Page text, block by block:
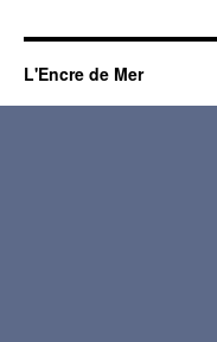
L'Encre de Mer